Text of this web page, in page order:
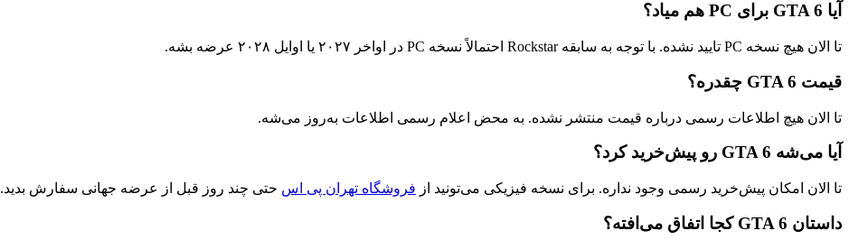
آیا GTA 6 برای PC هم میاد؟
تا الان هیچ نسخه PC تایید نشده. با توجه به سابقه Rockstar احتمالاً نسخه PC در اواخر ۲۰۲۷ یا اوایل ۲۰۲۸ عرضه بشه.
قیمت GTA 6 چقدره؟
تا الان هیچ اطلاعات رسمی درباره قیمت منتشر نشده. به محض اعلام رسمی اطلاعات به‌روز می‌شه.
آیا می‌شه GTA 6 رو پیش‌خرید کرد؟
تا الان امکان پیش‌خرید رسمی وجود نداره. برای نسخه فیزیکی می‌تونید از فروشگاه تهران پی اس حتی چند روز قبل از عرضه جهانی سفارش بدید.
داستان GTA 6 کجا اتفاق می‌افته؟